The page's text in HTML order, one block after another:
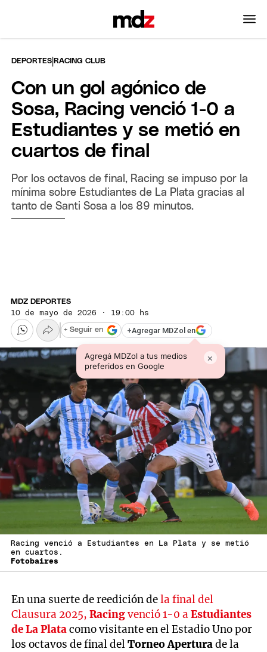
DEPORTES |RACING CLUB
Con un gol agónico de
Sosa, Racing venció 1-0 a
Estudiantes y se metió en
cuartos de final
Por los octavos de final, Racing se impuso por la
mínima sobre Estudiantes de La Plata gracias al
tanto de Santi Sosa a los 89 minutos.
MDZ DEPORTES
10 de mayo de 2026 · 19:00 hs
+Agregar MDZol en
Agregá MDZol a tus medios
preferidos en Google
×
+ Seguir en
Racing venció a Estudiantes en La Plata y se metió
en cuartos.
Fotobaires
En una suerte de reedición dela final del
Clausura 2025,Racingvenció 1-0 aEstudiantes
de La Platacomo visitante en el Estadio Uno por
los octavos de final delTorneo Aperturade la